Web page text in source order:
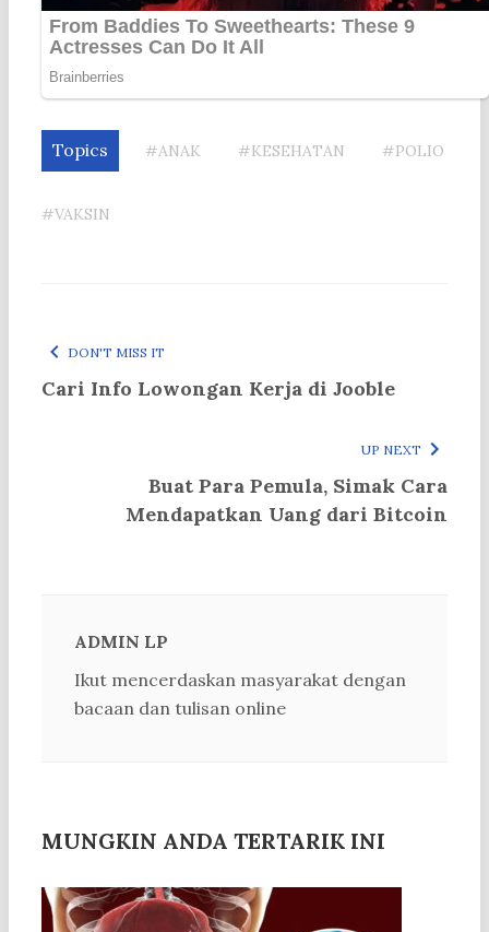
Topics #ANAK #KESEHATAN #POLIO
#VAKSIN
DON'T MISS IT
Cari Info Lowongan Kerja di Jooble
UP NEXT
Buat Para Pemula, Simak Cara
Mendapatkan Uang dari Bitcoin
ADMIN LP
Ikut mencerdaskan masyarakat dengan
bacaan dan tulisan online
MUNGKIN ANDA TERTARIK INI